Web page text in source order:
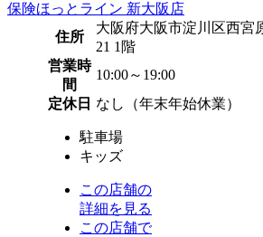
保険ほっとライン 新大阪店
住所
大阪府大阪市淀川区西宮
21 1階
営業時
間
10:00～19:00
定休日 なし（年末年始休業）
駐車場
キッズ
この店舗の
詳細を見る
この店舗で